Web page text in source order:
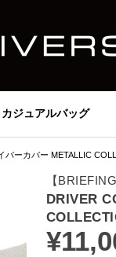
カジュアルバッグ
バーカバー METALLIC
【
DRIVER
¥